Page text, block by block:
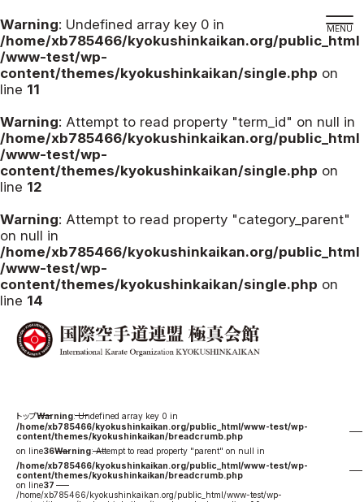
Warning: Undefined array key 0 in
/home/xb785466/kyokushinkaikan.org/public_html
/www-test/wp-
content/themes/kyokushinkaikan/single.php on
line 11
Warning: Attempt to read property "term_id" on null in
/home/xb785466/kyokushinkaikan.org/public_html
/www-test/wp-
content/themes/kyokushinkaikan/single.php on
line 12
Warning: Attempt to read property "category_parent"
on null in
/home/xb785466/kyokushinkaikan.org/public_html
/www-test/wp-
content/themes/kyokushinkaikan/single.php on
line 14
スケジュール
極真会館の世界
極真会館の理念
松井章奎館長 紹介
極真の歴史
極真会館のご案内
役員紹介
お知らせ
本部からのお知らせ
支部からのお知らせ
公式大会
Warning: Undefined array key 0 in
/home/xb785466/kyokushinkaikan.org/public_html/www-test/wp-
content/themes/kyokushinkaikan/breadcrumb.php
on line36Warning: Attempt to read property "parent" on null in
/home/xb785466/kyokushinkaikan.org/public_html/www-test/wp-
content/themes/kyokushinkaikan/breadcrumb.php
on line37
/home/xb785466/kyokushinkaikan.org/public_html/www-test/wp-